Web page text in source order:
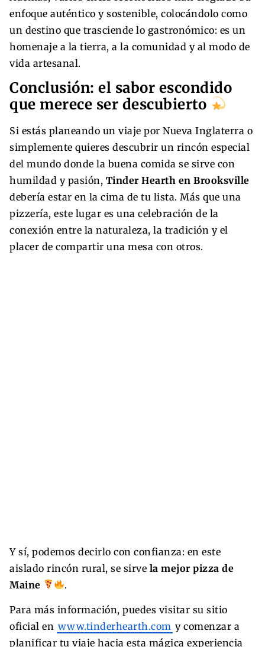
enfoque auténtico y sostenible, colocándolo como
un destino que trasciende lo gastronómico: es un
homenaje a la tierra, a la comunidad y al modo de
vida artesanal.
Conclusión: el sabor escondido
que merece ser descubierto
Si estás planeando un viaje por Nueva Inglaterra o
simplemente quieres descubrir un rincón especial
del mundo donde la buena comida se sirve con
humildad y pasión, Tinder Hearth en Brooksville
debería estar en la cima de tu lista. Más que una
pizzería, este lugar es una celebración de la
conexión entre la naturaleza, la tradición y el
placer de compartir una mesa con otros.
Y sí, podemos decirlo con confianza: en este
aislado rincón rural, se sirve la mejor pizza de
Maine
.
Para más información, puedes visitar su sitio
oficial en www.tinderhearth.com y comenzar a
planificar tu viaje hacia esta mágica experiencia